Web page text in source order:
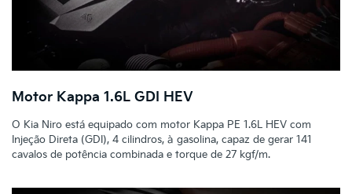
Motor Kappa 1.6L GDI HEV
O Kia Niro está equipado com motor Kappa PE 1.6L HEV com
Injeção Direta (GDI), 4 cilindros, à gasolina, capaz de gerar 141
cavalos de potência combinada e torque de 27 kgf/m.